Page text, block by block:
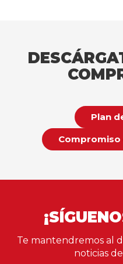
Plan
Compromiso
Te mantendremos al
noticias